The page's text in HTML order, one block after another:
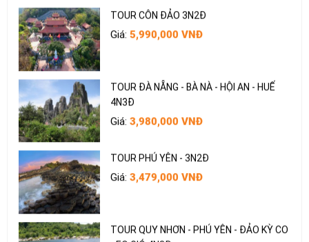
TOUR CÔN ĐẢO 3N2Đ
TOUR ĐÀ NẴNG - BÀ NÀ - HỘI AN - HUẾ
4N3Đ
TOUR PHÚ YÊN - 3N2Đ
TOUR QUY NHƠN - PHÚ YÊN - ĐẢO KỲ CO
- EO GIÓ 4N3Đ